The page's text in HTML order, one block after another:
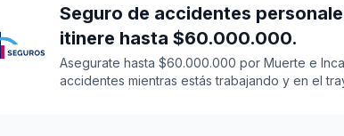
Seguro de accidentes personales
itinere hasta $60.000.000.
Asegurate hasta $60.000.000 por Muerte e
accidentes mientras estás trabajando y en el